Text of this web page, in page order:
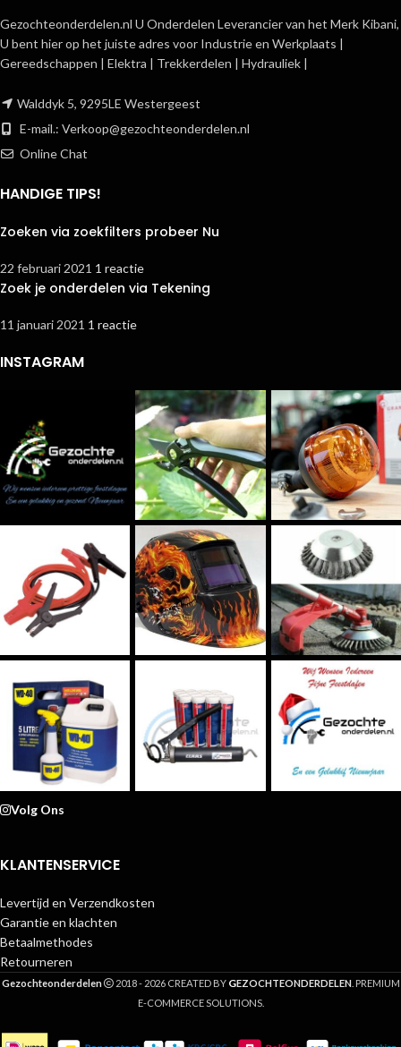
Gezochteonderdelen.nl U Onderdelen Leverancier van het Merk Kibani,
U bent hier op het juiste adres voor Industrie en Werkplaats |
Gereedschappen | Elektra | Trekkerdelen | Hydrauliek |
Walddyk 5, 9295LE Westergeest
E-mail.: Verkoop@gezochteonderdelen.nl
Online Chat
HANDIGE TIPS!
Zoeken via zoekfilters probeer Nu
22 februari 2021 1 reactie
Zoek je onderdelen via Tekening
11 januari 2021 1 reactie
INSTAGRAM
Volg Ons
KLANTENSERVICE
Levertijd en Verzendkosten
Garantie en klachten
Betaalmethodes
Retourneren
Gezochteonderdelen 2018 - 2026 CREATED BY GEZOCHTEONDERDELEN. PREMIUM
E-COMMERCE SOLUTIONS.